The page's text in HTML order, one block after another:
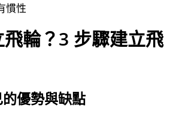
慣性
輪？3 步驟建立飛
優勢與缺點